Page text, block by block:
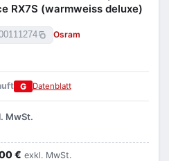
RX7S (warmweiss deluxe)
Osram
G Datenblatt
MwSt.
€ exkl. MwSt.